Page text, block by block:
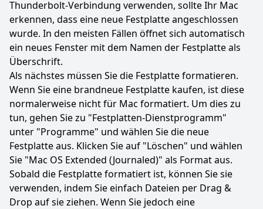
Thunderbolt-Verbindung verwenden, sollte Ihr Mac
erkennen, dass eine neue Festplatte angeschlossen
wurde. In den meisten Fällen öffnet sich automatisch
ein neues Fenster mit dem Namen der Festplatte als
Überschrift.
Als nächstes müssen Sie die Festplatte formatieren.
Wenn Sie eine brandneue Festplatte kaufen, ist diese
normalerweise nicht für Mac formatiert. Um dies zu
tun, gehen Sie zu "Festplatten-Dienstprogramm"
unter "Programme" und wählen Sie die neue
Festplatte aus. Klicken Sie auf "Löschen" und wählen
Sie "Mac OS Extended (Journaled)" als Format aus.
Sobald die Festplatte formatiert ist, können Sie sie
verwenden, indem Sie einfach Dateien per Drag &
Drop auf sie ziehen. Wenn Sie jedoch eine